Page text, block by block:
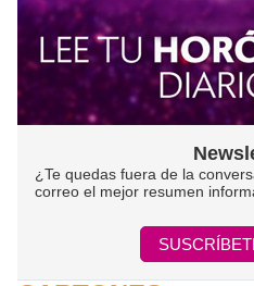
¿Te quedas fuera de la
correo el mejor resumen